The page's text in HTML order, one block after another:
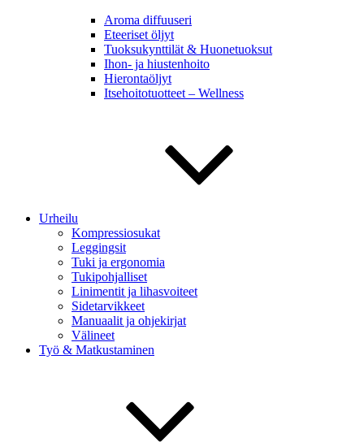
Aroma diffuuseri
Eteeriset öljyt
Tuoksukynttilät & Huonetuoksut
Ihon- ja hiustenhoito
Hierontaöljyt
Itsehoitotuotteet – Wellness
Urheilu
Kompressiosukat
Leggingsit
Tuki ja ergonomia
Tukipohjalliset
Linimentit ja lihasvoiteet
Sidetarvikkeet
Manuaalit ja ohjekirjat
Välineet
Työ & Matkustaminen